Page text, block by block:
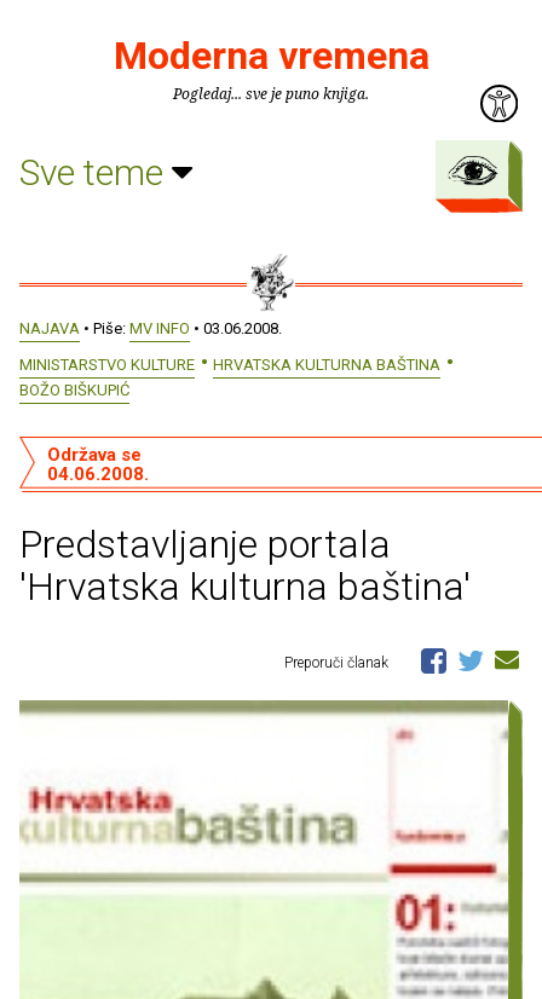
Moderna vremena
Pogledaj... sve je puno knjiga.
Sve teme
NAJAVA • Piše: MV INFO • 03.06.2008.
MINISTARSTVO KULTURE
HRVATSKA KULTURNA BAŠTINA
BOŽO BIŠKUPIĆ
Predstavljanje portala
'Hrvatska kulturna baština'
Održava se
04.06.2008.
Preporuči članak